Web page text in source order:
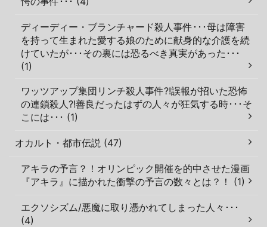
ディーディー・ブランチャード殺人事件･･･母は障害
を持って生まれた愛する娘のために献身的な介護を続
けていたが･･･その裏には恐るべき真実があった･･･
(1)
ワッツアップ集団リンチ殺人事件?!誤報が招いた恐怖
の連鎖殺人?!善良だったはずの人々が狂気する時･･･そ
こには･･･ (1)
オカルト・都市伝説 (47)
アキラの予言？！オリンピック開催を的中させた漫画
『アキラ』に描かれた衝撃の予言の数々とは？！ (1)
エクソシズム/悪魔に取り憑かれてしまった人々･･･
(4)